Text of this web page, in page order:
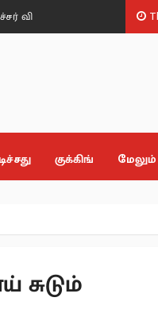
அண்ணன் சீர்
குக்கிங் மேலும்